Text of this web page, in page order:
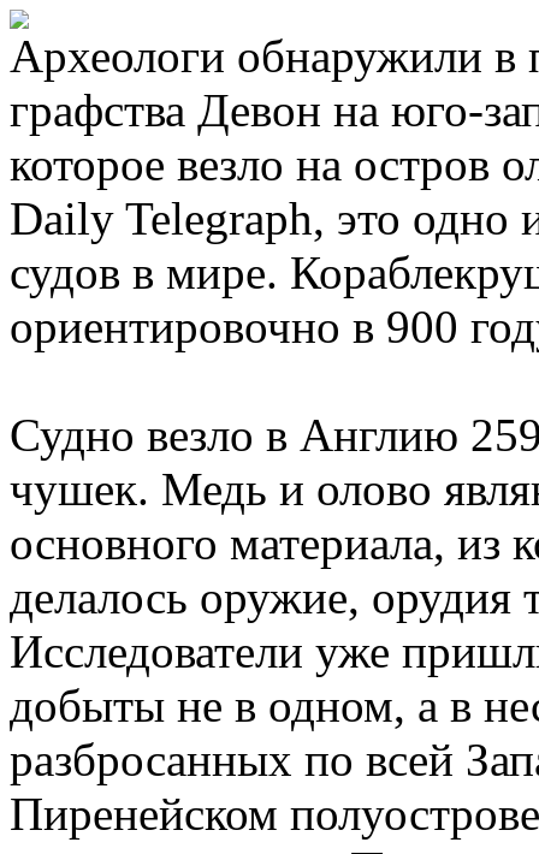
Археологи обнаружили
графства Девон на юго-
которое везло на остров
Daily Telegraph, это
судов в мире.
ориентировочно в 900
Судно везло в Англию
чушек. Медь и олово
основного материала, из
делалось оружие, орудия
Исследователи уже
добыты не в одном, а в
разбросанных по всей
Пиренейском